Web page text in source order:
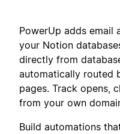
PowerUp adds
your Notion
directly from
automatically routed
pages. Track opens,
from your own
Build automations